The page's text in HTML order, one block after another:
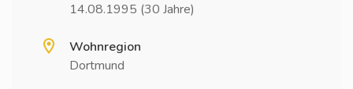
14.08.1995 (30 Jahre)
Wohnregion
Dortmund